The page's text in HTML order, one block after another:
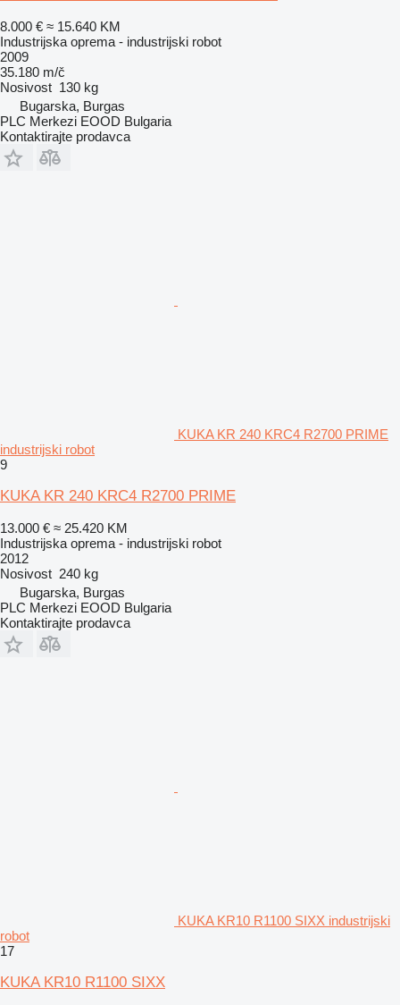
8.000 € ≈ 15.640 KM
Industrijska oprema - industrijski robot
2009
35.180 m/č
Nosivost 130 kg
Bugarska, Burgas
PLC Merkezi EOOD Bulgaria
Kontaktirajte prodavca
KUKA KR 240 KRC4 R2700 PRIME
industrijski robot
9
KUKA KR 240 KRC4 R2700 PRIME
13.000 € ≈ 25.420 KM
Industrijska oprema - industrijski robot
2012
Nosivost 240 kg
Bugarska, Burgas
PLC Merkezi EOOD Bulgaria
Kontaktirajte prodavca
KUKA KR10 R1100 SIXX industrijski
robot
17
KUKA KR10 R1100 SIXX